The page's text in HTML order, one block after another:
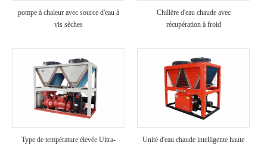
pompe à chaleur avec source d'eau à
vis sèches
Chillère d'eau chaude avec
récupération à froid
Type de température élevée Ultra-
Unité d'eau chaude intelligente haute